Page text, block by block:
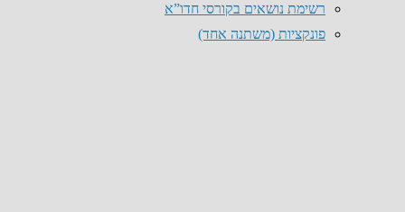
רשימת נושאים בקורסי חדו”א
פונקציות (משתנה אחד)